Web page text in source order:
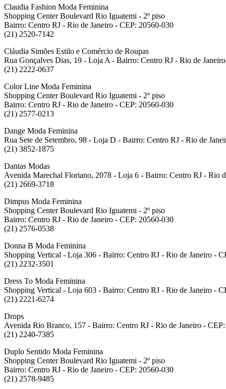
Claudia Fashion Moda Feminina
Shopping Center Boulevard Rio Iguatemi - 2º piso
Bairro: Centro RJ - Rio de Janeiro - CEP: 20560-030
(21) 2520-7142
Cláudia Simões Estilo e Comércio de Roupas
Rua Gonçalves Dias, 19 - Loja A - Bairro: Centro RJ - Rio de
(21) 2222-0637
Color Line Moda Feminina
Shopping Center Boulevard Rio Iguatemi - 2º piso
Bairro: Centro RJ - Rio de Janeiro - CEP: 20560-030
(21) 2577-0213
Dange Moda Feminina
Rua Sete de Setembro, 98 - Loja D - Bairro: Centro RJ - Rio de
(21) 3852-1875
Dantas Modas
Avenida Marechal Floriano, 2078 - Loja 6 - Bairro: Centro RJ - Rio
(21) 2669-3718
Dimpus Moda Feminina
Shopping Center Boulevard Rio Iguatemi - 2º piso
Bairro: Centro RJ - Rio de Janeiro - CEP: 20560-030
(21) 2576-0538
Donna B Moda Feminina
Shopping Vertical - Loja 306 - Bairro: Centro RJ - Rio de Janeiro -
(21) 2232-3501
Dress To Moda Feminina
Shopping Vertical - Loja 603 - Bairro: Centro RJ - Rio de Janeiro -
(21) 2221-6274
Drops
Avenida Rio Branco, 157 - Bairro: Centro RJ - Rio de Janeiro -
(21) 2240-7385
Duplo Sentido Moda Feminina
Shopping Center Boulevard Rio Iguatemi - 2º piso
Bairro: Centro RJ - Rio de Janeiro - CEP: 20560-030
(21) 2578-9485